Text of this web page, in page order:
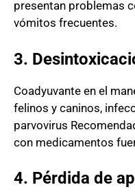
presentan problemas
vómitos frecuentes.
3.
Coadyuvante en el
felinos y caninos,
parvovirus
con medicamentos
4. Pérdida de